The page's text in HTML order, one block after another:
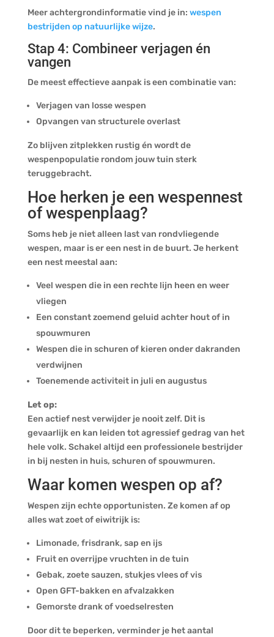
Meer achtergrondinformatie vind je in: wespen
bestrijden op natuurlijke wijze.
Stap 4: Combineer verjagen én
vangen
De meest effectieve aanpak is een combinatie van:
Verjagen van losse wespen
Opvangen van structurele overlast
Zo blijven zitplekken rustig én wordt de
wespenpopulatie rondom jouw tuin sterk
teruggebracht.
Hoe herken je een wespennest
of wespenplaag?
Soms heb je niet alleen last van rondvliegende
wespen, maar is er een nest in de buurt. Je herkent
een nest meestal aan:
Veel wespen die in een rechte lijn heen en weer
vliegen
Een constant zoemend geluid achter hout of in
spouwmuren
Wespen die in schuren of kieren onder dakranden
verdwijnen
Toenemende activiteit in juli en augustus
Let op:
Een actief nest verwijder je nooit zelf. Dit is
gevaarlijk en kan leiden tot agressief gedrag van het
hele volk. Schakel altijd een professionele bestrijder
in bij nesten in huis, schuren of spouwmuren.
Waar komen wespen op af?
Wespen zijn echte opportunisten. Ze komen af op
alles wat zoet of eiwitrijk is:
Limonade, frisdrank, sap en ijs
Fruit en overrijpe vruchten in de tuin
Gebak, zoete sauzen, stukjes vlees of vis
Open GFT-bakken en afvalzakken
Gemorste drank of voedselresten
Door dit te beperken, verminder je het aantal